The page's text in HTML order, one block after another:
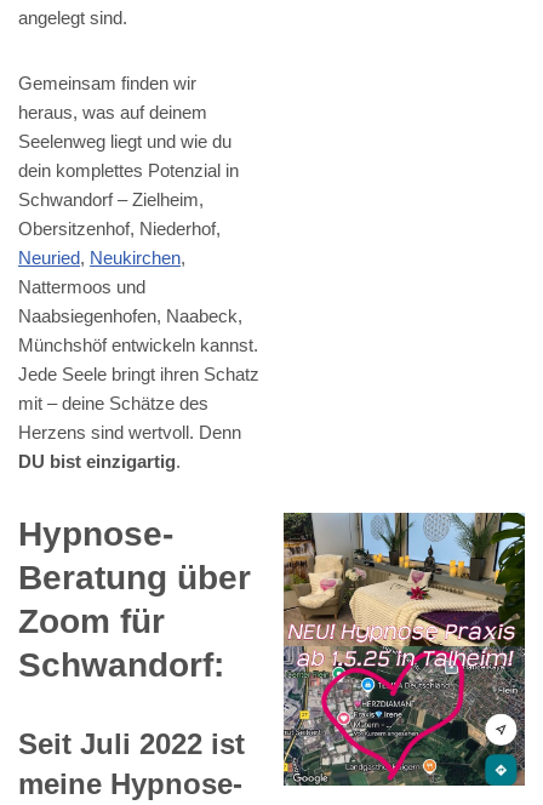
angelegt sind.
Gemeinsam finden wir
heraus, was auf deinem
Seelenweg liegt und wie du
dein komplettes Potenzial in
Schwandorf – Zielheim,
Obersitzenhof, Niederhof,
Neuried, Neukirchen,
Nattermoos und
Naabsiegenhofen, Naabeck,
Münchshöf entwickeln kannst.
Jede Seele bringt ihren Schatz
mit – deine Schätze des
Herzens sind wertvoll. Denn
DU bist einzigartig.
Hypnose-
Beratung über
Zoom für
Schwandorf:
Seit Juli 2022 ist
meine Hypnose-